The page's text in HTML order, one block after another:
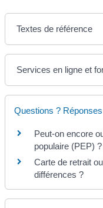
Textes de référence
Services en ligne et
Questions ?
Peut-on encore
populaire (PEP) ?
Carte de retrait
différences ?